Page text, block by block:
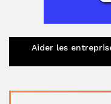
Aider les